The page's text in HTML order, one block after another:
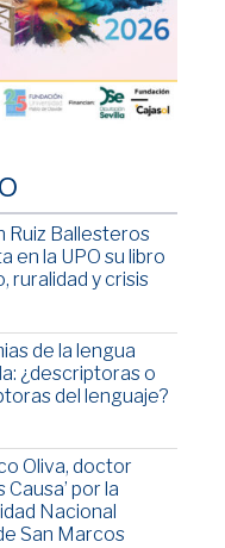
Ruiz Ballesteros
en la UPO su libro
ruralidad y crisis
de la lengua
¿descriptoras o
del lenguaje?
Oliva, doctor
Causa’ por la
Nacional
San Marcos